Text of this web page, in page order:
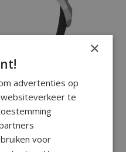
voor elke
×
advertenties op
te
voor